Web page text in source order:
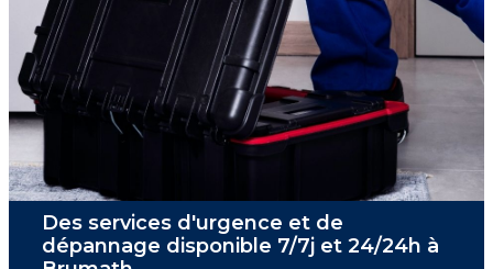
Des services d'urgence et de
dépannage disponible 7/7j et 24/24h à